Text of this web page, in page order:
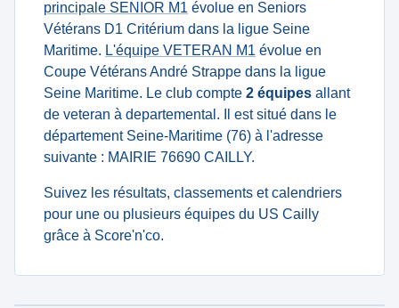
principale SENIOR M1 évolue en Seniors
Vétérans D1 Critérium dans la ligue Seine
Maritime. L'équipe VETERAN M1 évolue en
Coupe Vétérans André Strappe dans la ligue
Seine Maritime. Le club compte 2 équipes allant
de veteran à departemental. Il est situé dans le
département Seine-Maritime (76) à l'adresse
suivante : MAIRIE 76690 CAILLY.
Suivez les résultats, classements et calendriers
pour une ou plusieurs équipes du US Cailly
grâce à Score'n'co.